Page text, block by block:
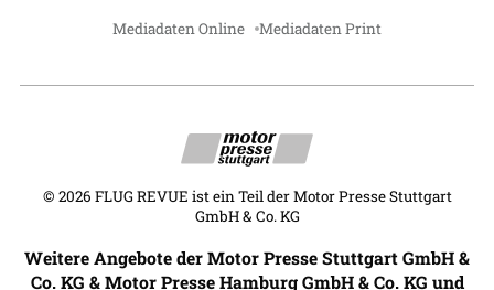
Mediadaten Online Mediadaten Print
© 2026 FLUG REVUE ist ein Teil der Motor Presse Stuttgart
GmbH & Co. KG
Weitere Angebote der Motor Presse Stuttgart GmbH &
Co. KG & Motor Presse Hamburg GmbH & Co. KG und